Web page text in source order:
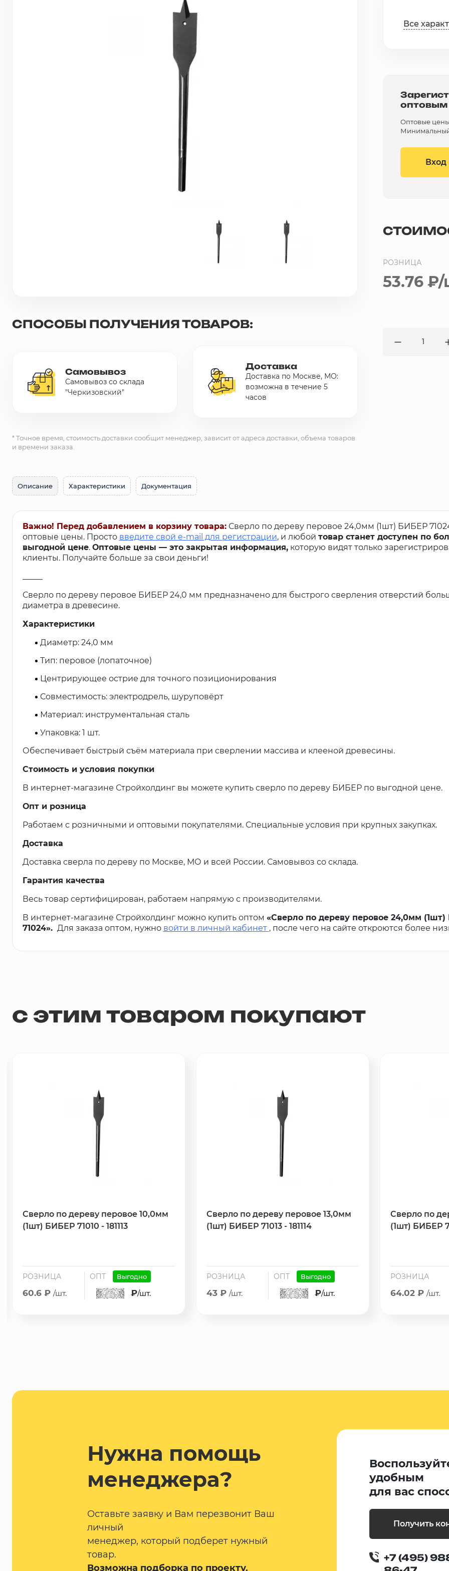
СПОСОБЫ ПОЛУЧЕНИЯ ТОВАРОВ:
Самовывоз
Самовывоз со склада
"Черкизовский"
Доставка
Доставка по Москве, МО:
возможна в течение 5
часов
* Точное время, стоимость доставки сообщит менеджер, зависит от адреса доставки, объема товаров
и времени заказа.
Все
Оптовые цены
Минимальный
Вход
РОЗНИЦА
53.76 ₽/
Описание Характеристики Документация
Важно! Перед добавлением в корзину товара: Сверло по дереву перовое 24,0мм (1шт) БИБЕР
оптовые цены. Просто введите свой e-mail для регистрации, и любой товар станет доступен по
выгодной цене. Оптовые цены — это закрытая информация,которую видят только
клиенты. Получайте больше за свои деньги!
Сверло по дереву перовое БИБЕР 24,0 мм предназначено для быстрого сверления отверстий
диаметра в древесине.
Характеристики
Диаметр: 24,0 мм
Тип: перовое (лопаточное)
Центрирующее острие для точного позиционирования
Совместимость: электродрель, шуруповёрт
Материал: инструментальная сталь
Упаковка: 1 шт.
Обеспечивает быстрый съём материала при сверлении массива и клееной древесины.
Стоимость и условия покупки
В интернет-магазине Стройхолдинг вы можете купить сверло по дереву БИБЕР по выгодной цене.
Опт и розница
Работаем с розничными и оптовыми покупателями. Специальные условия при крупных закупках.
Доставка
Доставка сверла по дереву по Москве, МО и всей России. Самовывоз со склада.
Гарантия качества
Весь товар сертифицирован, работаем напрямую с производителями.
В интернет-магазине Стройхолдинг можно купить оптом «Сверло по дереву перовое 24,0мм
71024». Для заказа оптом, нужно войти в личный кабинет , после чего на сайте откроются более
с этим товаром покупают
Сверло по дереву перовое 10,0мм
(1шт) БИБЕР 71010 - 181113
РОЗНИЦА
60.6 ₽ /шт.
ОПТ Выгодно
₽/шт.
Сверло по дереву перовое 13,0мм
(1шт) БИБЕР 71013 - 181114
РОЗНИЦА
43 ₽ /шт.
ОПТ Выгодно
₽/шт.
Сверло по
(1шт) БИБЕР
РОЗНИЦА
64.02 ₽ /шт.
Нужна помощь
менеджера?
Оставьте заявку и Вам перезвонит Ваш
личный
менеджер, который подберет нужный
товар.
Возможна подборка по проекту.
удобным
для вас
Получить
+7 (495)